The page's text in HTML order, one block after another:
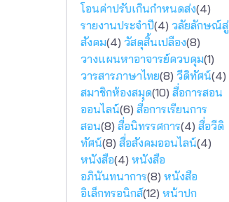
โอนค่าปรับเกินกำหนดส่ง(4)
รายงานประจำปี(4) วลัยลักษณ์สู่
สังคม(4) วัสดุสิ้นเปลือง(8)
วางแผนหาอาจารย์ควบคุม(1)
วารสารภาษาไทย(8) วีดิทัศน์(4)
สมาชิกห้องสมุด(10) สื่อการสอน
ออนไลน์(6) สื่อการเรียนการ
สอน(8) สื่อนิทรรศการ(4) สื่อวีดิ
ทัศน์(8) สื่อสังคมออนไลน์(4)
หนังสือ(4) หนังสือ
อภินันทนาการ(8) หนังสือ
อิเล็กทรอนิกส์(12) หน้าปก